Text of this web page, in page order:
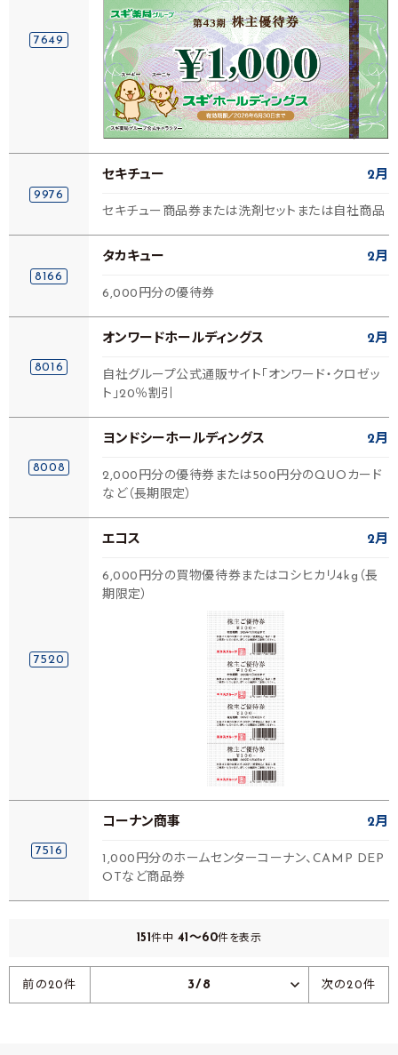
7649
9976
セキチュー 2月
セキチュー商品券または洗剤セットまたは自社商品
8166
タカキュー 2月
6,000円分の優待券
8016
オンワードホールディングス 2月
自社グループ公式通販サイト「オンワード・クロゼッ
ト」20％割引
8008
ヨンドシーホールディングス 2月
2,000円分の優待券または500円分のQUOカード
など（長期限定）
7520
エコス 2月
6,000円分の買物優待券またはコシヒカリ4kg（長
期限定）
7516
コーナン商事 2月
1,000円分のホームセンターコーナン、CAMP DEP
OTなど商品券
151件中 41～60件を表示
前の20件 3/8 次の20件